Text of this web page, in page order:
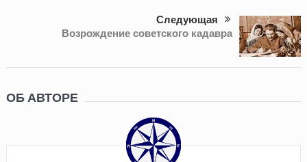
Следующая
Возрождение советского кадавра
ОБ АВТОРЕ